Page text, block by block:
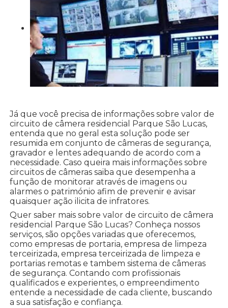
Já que você precisa de informações sobre valor de
circuito de câmera residencial Parque São Lucas,
entenda que no geral esta solução pode ser
resumida em conjunto de câmeras de segurança,
gravador e lentes adequando de acordo com a
necessidade. Caso queira mais informações sobre
circuitos de câmeras saiba que desempenha a
função de monitorar através de imagens ou
alarmes o património afim de prevenir e avisar
quaisquer ação ilicita de infratores.
Quer saber mais sobre valor de circuito de câmera
residencial Parque São Lucas? Conheça nossos
serviços, são opções variadas que oferecemos,
como empresas de portaria, empresa de limpeza
terceirizada, empresa terceirizada de limpeza e
portarias remotas e tambem sistema de câmeras
de segurança. Contando com profissionais
qualificados e experientes, o empreendimento
entende a necessidade de cada cliente, buscando
a sua satisfação e confiança.